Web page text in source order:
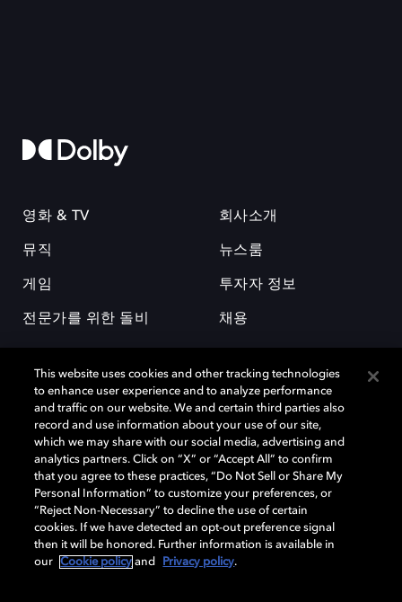
영화 & TV
뮤직
게임
전문가를 위한 돌비
회사소개
뉴스룸
투자자 정보
채용
돌비(Dolby)와 double-D 심볼은 미국 및 기타 국가 돌비래버러토리스
(Dolby Laboratories, Inc.)의 등록 및 미등록 상표이다. 그 밖에 다른 자료에
기재된 상표는 해당 상표 소유권자의 등록상표로 유지된다. © 2025 Dolby
Laboratories, Inc. All rights reserved.
Cookie Manager 개인정보 정책 책임 공시 정책
This website uses cookies and other tracking technologies
to enhance user experience and to analyze performance
and traffic on our website. We and certain third parties also
record and use information about your use of our site,
which we may share with our social media, advertising and
analytics partners. Click on “X” or “Accept All” to confirm
that you agree to these practices, “Do Not Sell or Share My
Personal Information” to customize your preferences, or
“Reject Non-Necessary” to decline the use of certain
cookies. If we have detected an opt-out preference signal
then it will be honored. Further information is available in
our
Cookie policy and Privacy policy.